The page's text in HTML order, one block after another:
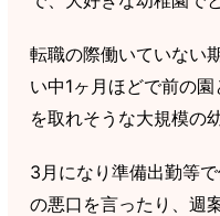
転職の際働いていない
い中1ヶ月ほどで前の
を取れそうな大規模の
3月になり準備出勤等
の悪口を言ったり、週